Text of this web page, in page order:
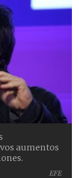
EFE
aumentos